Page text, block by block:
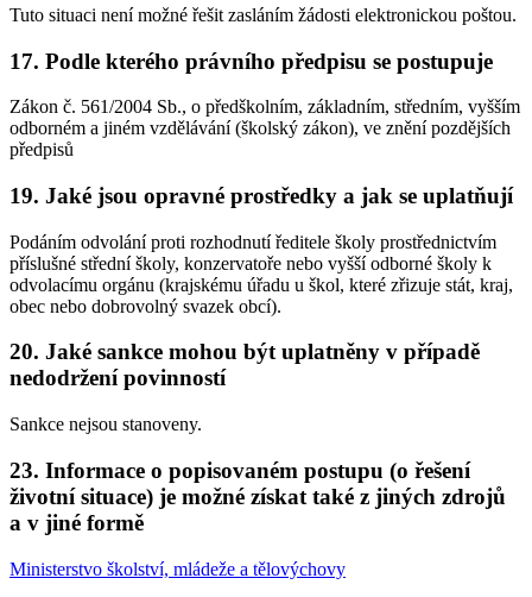
Tuto situaci není možné řešit zasláním žádosti elektronickou poštou.
17. Podle kterého právního předpisu se postupuje
Zákon č. 561/2004 Sb., o předškolním, základním, středním, vyšším
odborném a jiném vzdělávání (školský zákon), ve znění pozdějších
předpisů
19. Jaké jsou opravné prostředky a jak se uplatňují
Podáním odvolání proti rozhodnutí ředitele školy prostřednictvím
příslušné střední školy, konzervatoře nebo vyšší odborné školy k
odvolacímu orgánu (krajskému úřadu u škol, které zřizuje stát, kraj,
obec nebo dobrovolný svazek obcí).
20. Jaké sankce mohou být uplatněny v případě
nedodržení povinností
Sankce nejsou stanoveny.
23. Informace o popisovaném postupu (o řešení
životní situace) je možné získat také z jiných zdrojů
a v jiné formě
Ministerstvo školství, mládeže a tělovýchovy